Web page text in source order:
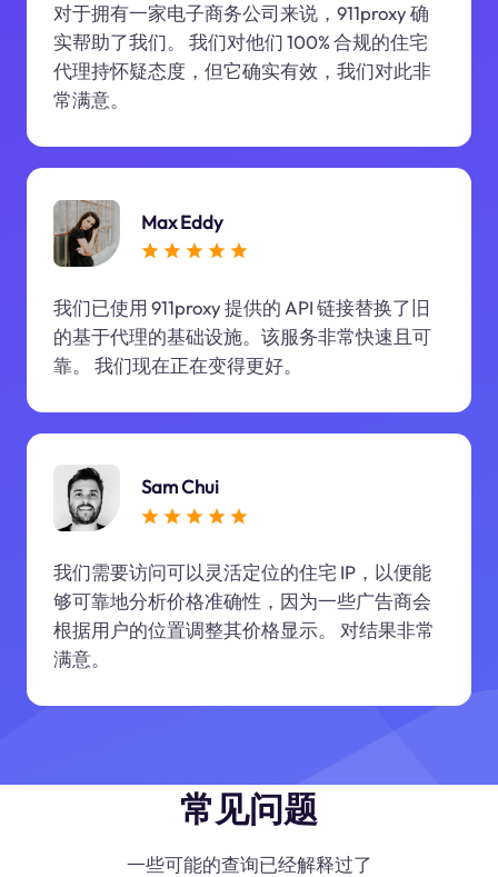
对于拥有一家电子商务公司来说，911proxy 确
实帮助了我们。 我们对他们 100% 合规的住宅
代理持怀疑态度，但它确实有效，我们对此非
常满意。
Max Eddy
我们已使用 911proxy 提供的 API 链接替换了旧
的基于代理的基础设施。该服务非常快速且可
靠。 我们现在正在变得更好。
Sam Chui
我们需要访问可以灵活定位的住宅 IP，以便能
够可靠地分析价格准确性，因为一些广告商会
根据用户的位置调整其价格显示。 对结果非常
满意。
常见问题
一些可能的查询已经解释过了